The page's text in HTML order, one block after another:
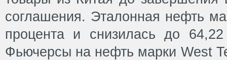
соглашения. Эталонная нефть
процента и снизилась до
Фьючерсы на нефть марки West